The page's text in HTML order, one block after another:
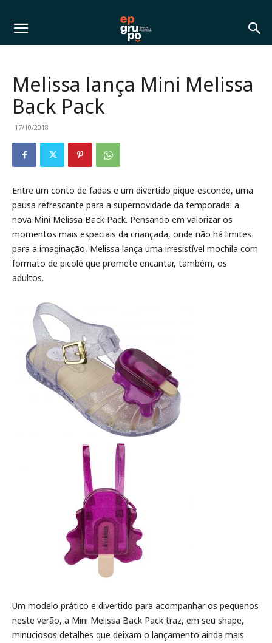
Melissa lança Mini Melissa
Back Pack
17/10/2018
Entre um conto de fadas e um divertido pique-esconde, uma
pausa refrescante para a supernovidade da temporada: a
nova Mini Melissa Back Pack. Pensando em valorizar os
momentos mais especiais da criançada, onde não há limites
para a imaginação, Melissa lança uma irresistível mochila com
formato de picolé que promete encantar, também, os
adultos.
Um modelo prático e divertido para acompanhar os pequenos
neste verão, a Mini Melissa Back Pack traz, em seu shape,
minuciosos detalhes que deixam o lançamento ainda mais